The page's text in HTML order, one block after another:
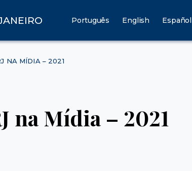
Português English Español
NA MÍDIA – 2021
na Mídia – 2021